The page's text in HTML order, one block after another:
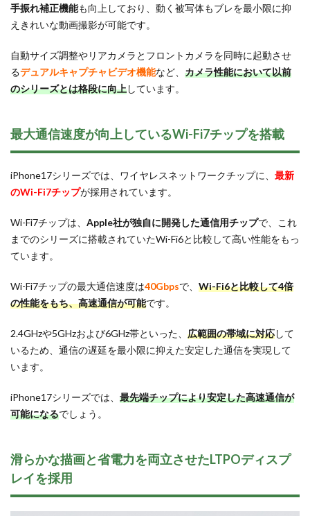
手振れ補正機能も向上しており、動く被写体もブレを最小限に抑
えきれいな動画撮影が可能です。
自動サイズ調整やリアカメラとフロントカメラを同時に起動させ
るデュアルキャプチャビデオ機能など、 カメラ性能において以前
のシリーズとは格段に向上しています。
最大通信速度が向上しているWi-Fi7チップを搭載
iPhone17シリーズでは、ワイヤレスネットワークチップに、 最新
のWi-Fi7チップが採用されています。
Wi-Fi7チップは、 Apple社が独自に開発した通信用チップで、これ
までのシリーズに搭載されていたWi-Fi6と比較して高い性能をもっ
ています。
Wi-Fi7チップの最大通信速度は40Gbpsで、 Wi-Fi6と比較して4倍
の性能をもち、高速通信が可能です。
2.4GHzや5GHzおよび6GHz帯といった、 広範囲の帯域に対応して
いるため、通信の遅延を最小限に抑えた安定した通信を実現して
います。
iPhone17シリーズでは、 最先端チップにより安定した高速通信が
可能になるでしょう。
滑らかな描画と省電力を両立させたLTPOディスプ
レイを採用